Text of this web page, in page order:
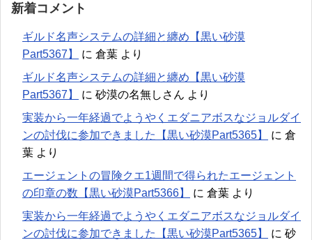
新着コメント
ギルド名声システムの詳細と纏め【黒い砂漠
Part5367】
に 倉葉 より
ギルド名声システムの詳細と纏め【黒い砂漠
Part5367】
に 砂漠の名無しさん より
実装から一年経過でようやくエダニアボスなジョルダイ
ンの討伐に参加できました【黒い砂漠Part5365】
に 倉
葉 より
エージェントの冒険クエ1週間で得られたエージェント
の印章の数【黒い砂漠Part5366】
に 倉葉 より
実装から一年経過でようやくエダニアボスなジョルダイ
ンの討伐に参加できました【黒い砂漠Part5365】
に 砂